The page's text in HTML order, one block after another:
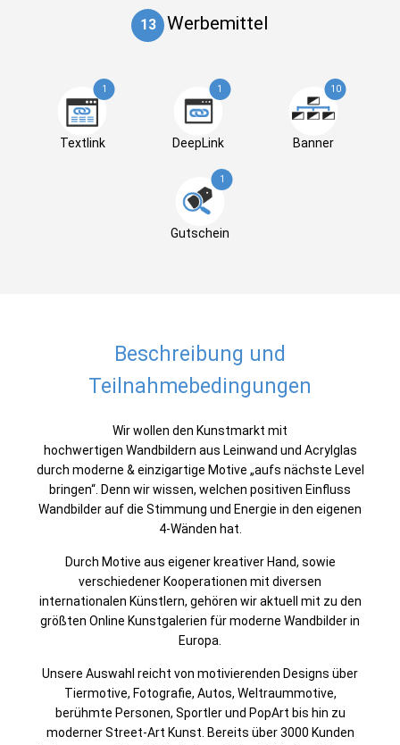
13 Werbemittel
1
Textlink
1
DeepLink
10
Banner
1
Gutschein
Beschreibung und
Teilnahmebedingungen
Wir wollen den Kunstmarkt mit
hochwertigen Wandbildern aus Leinwand und Acrylglas
durch moderne & einzigartige Motive „aufs nächste Level
bringen“. Denn wir wissen, welchen positiven Einfluss
Wandbilder auf die Stimmung und Energie in den eigenen
4-Wänden hat.
Durch Motive aus eigener kreativer Hand, sowie
verschiedener Kooperationen mit diversen
internationalen Künstlern, gehören wir aktuell mit zu den
größten Online Kunstgalerien für moderne Wandbilder in
Europa.
Unsere Auswahl reicht von motivierenden Designs über
Tiermotive, Fotografie, Autos, Weltraummotive,
berühmte Personen, Sportler und PopArt bis hin zu
moderner Street-Art Kunst. Bereits über 3000 Kunden